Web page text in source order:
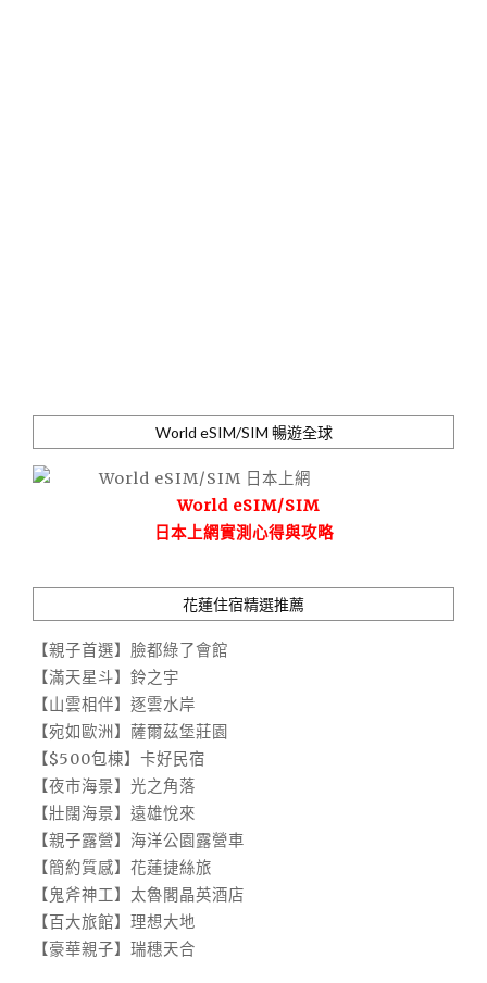
World eSIM/SIM 暢遊全球
World eSIM/SIM
日本上網實測心得與攻略
花蓮住宿精選推薦
【親子首選】臉都綠了會館
【滿天星斗】鈴之宇
【山雲相伴】逐雲水岸
【宛如歐洲】薩爾茲堡莊園
【$500包棟】卡好民宿
【夜市海景】光之角落
【壯闊海景】遠雄悅來
【親子露營】海洋公園露營車
【簡約質感】花蓮捷絲旅
【鬼斧神工】太魯閣晶英酒店
【百大旅館】理想大地
【豪華親子】瑞穗天合